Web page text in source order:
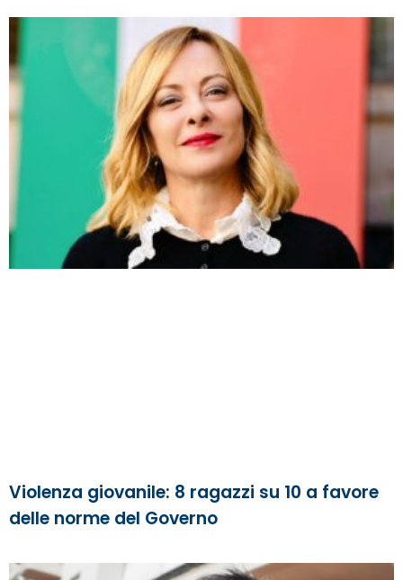
Violenza giovanile: 8 ragazzi su 10 a favore
delle norme del Governo